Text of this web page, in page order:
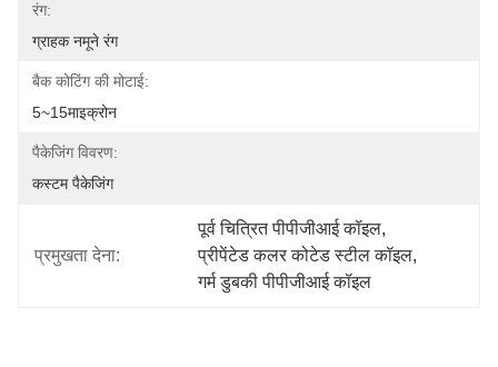
रंग:
ग्राहक नमूने रंग
बैक कोटिंग की मोटाई:
5~15माइक्रोन
पैकेजिंग विवरण:
कस्टम पैकेजिंग
प्रमुखता देना:
पूर्व चित्रित पीपीजीआई कॉइल,
प्रीपेंटेड कलर कोटेड स्टील कॉइल,
गर्म डुबकी पीपीजीआई कॉइल